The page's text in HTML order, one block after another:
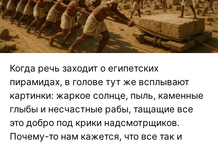
Когда речь заходит о египетских
пирамидах, в голове тут же всплывают
картинки: жаркое солнце, пыль, каменные
глыбы и несчастные рабы, тащащие все
это добро под крики надсмотрщиков.
Почему-то нам кажется, что все так и